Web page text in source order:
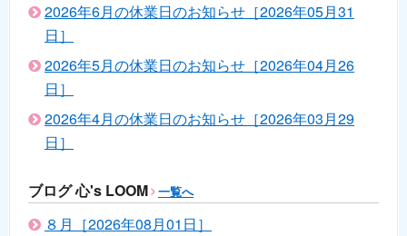
2026年6月の休業日のお知らせ［2026年05月31
日］
2026年5月の休業日のお知らせ［2026年04月26
日］
2026年4月の休業日のお知らせ［2026年03月29
日］
ブログ 心's LOOM 一覧へ
８月［2026年08月01日］